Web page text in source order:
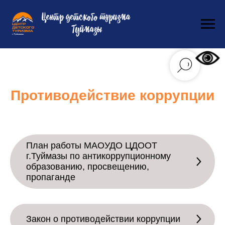
Противодействие коррупции
План работы МАОУДО ЦДООТ
г.Туймазы по антикоррупционному
образованию, просвещению,
пропаганде
Закон о противодействии коррупции